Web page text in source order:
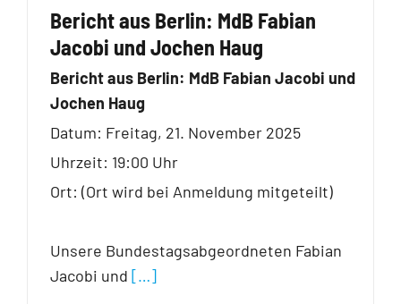
Bericht aus Berlin: MdB Fabian
Jacobi und Jochen Haug
Bericht aus Berlin: MdB Fabian Jacobi und
Jochen Haug
Datum: Freitag, 21. November 2025
Uhrzeit: 19:00 Uhr
Ort: (Ort wird bei Anmeldung mitgeteilt)
Unsere Bundestagsabgeordneten Fabian
Jacobi und […]